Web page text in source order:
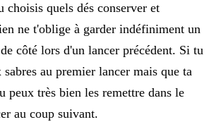
choisis quels dés conserver et
ne t'oblige à garder indéfiniment un
côté lors d'un lancer précédent. Si tu
sabres au premier lancer mais que ta
peux très bien les remettre dans le
au coup suivant.